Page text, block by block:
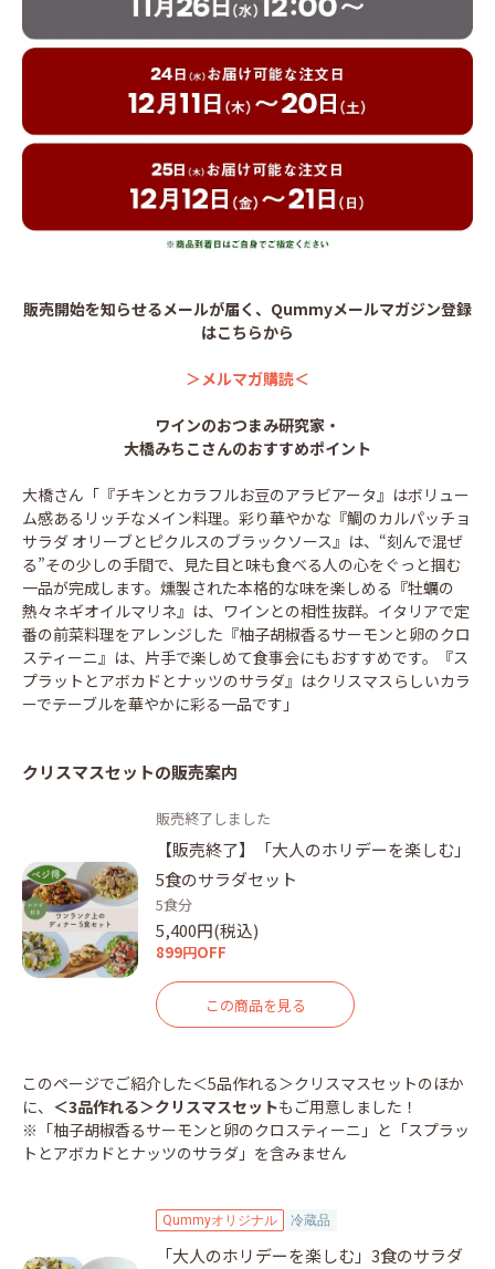
販売開始を知らせるメールが届く、Qummyメールマガジン登録
はこちらから
＞メルマガ購読＜
ワインのおつまみ研究家・
大橋みちこさんのおすすめポイント
大橋さん「『チキンとカラフルお豆のアラビアータ』はボリュー
ム感あるリッチなメイン料理。彩り華やかな『鯛のカルパッチョ
サラダ オリーブとピクルスのブラックソース』は、“刻んで混ぜ
る”その少しの手間で、見た目と味も食べる人の心をぐっと掴む
一品が完成します。燻製された本格的な味を楽しめる『牡蠣の
熱々ネギオイルマリネ』は、ワインとの相性抜群。イタリアで定
番の前菜料理をアレンジした『柚子胡椒香るサーモンと卵のクロ
スティーニ』は、片手で楽しめて食事会にもおすすめです。『ス
プラットとアボカドとナッツのサラダ』はクリスマスらしいカラ
ーでテーブルを華やかに彩る一品です」
クリスマスセットの販売案内
販売終了しました
【販売終了】「大人のホリデーを楽しむ」
5食のサラダセット
5食分
5,400円(税込)
899円OFF
この商品を見る
このページでご紹介した＜5品作れる＞クリスマスセットのほか
に、 ＜3品作れる＞クリスマスセットもご用意しました！
※「柚子胡椒香るサーモンと卵のクロスティーニ」と「スプラッ
トとアボカドとナッツのサラダ」を含みません
Qummyオリジナル 冷蔵品
「大人のホリデーを楽しむ」3食のサラダ